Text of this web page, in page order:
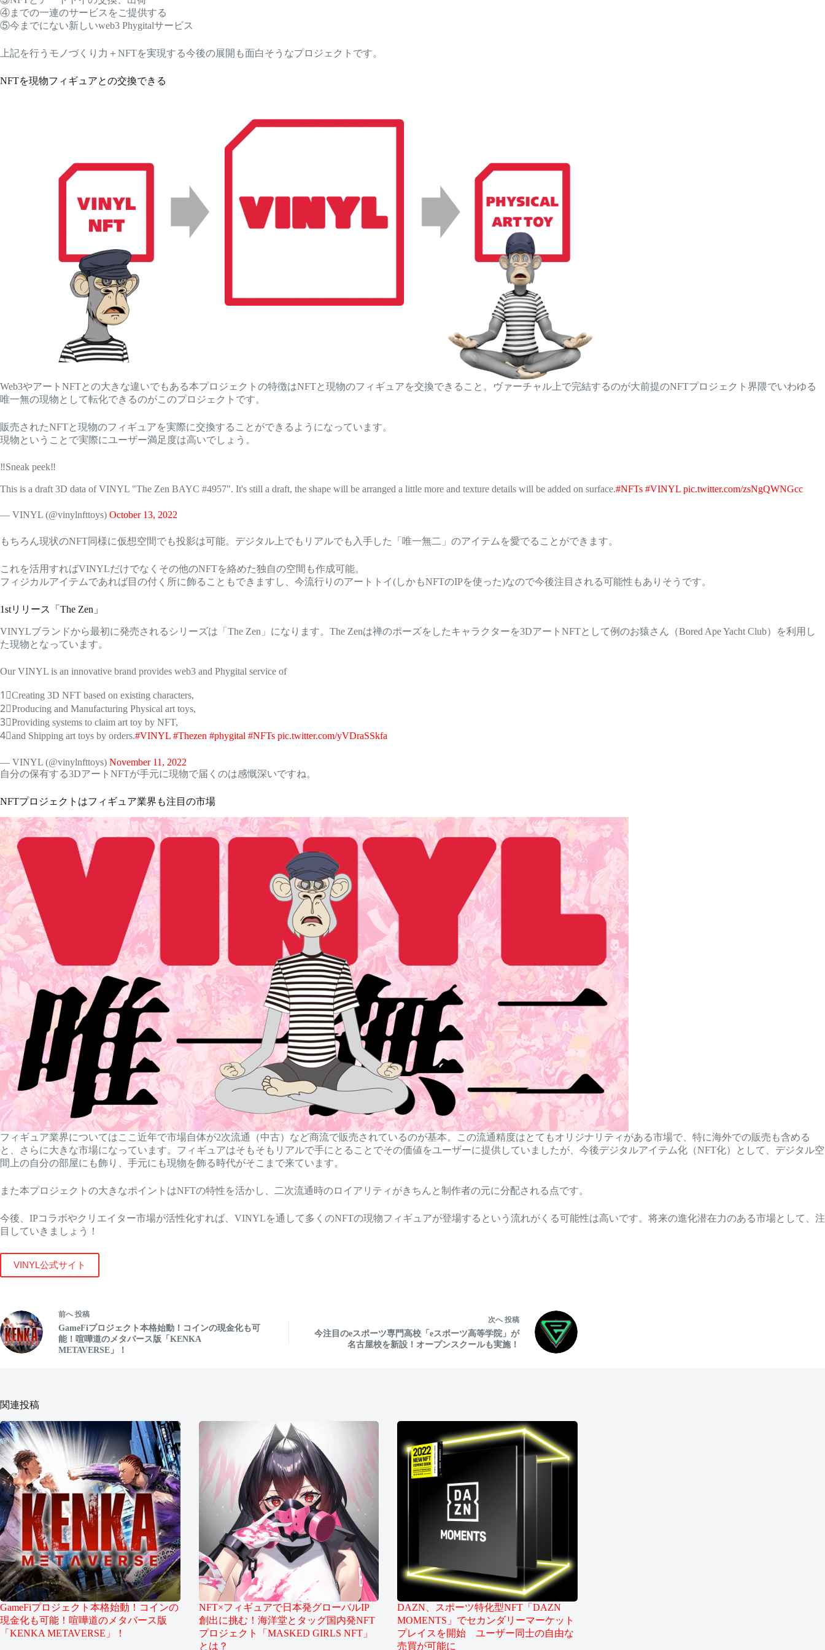
④までの一連のサービスをご提供する
⑤今までにない新しいweb3 Phygitalサービス
上記を行うモノづくり力＋NFTを実現する今後の展開も面白そうなプロジェクトです。
NFTを現物フィギュアとの交換できる
Web3やアートNFTとの大きな違いでもある本プロジェクトの特徴はNFTと現物のフィギュアを交換できること。ヴァーチャル上で完結するのが大前提のNFTプロジェクト界隈でいわゆる
唯一無の現物として転化できるのがこのプロジェクトです。
販売されたNFTと現物のフィギュアを実際に交換することができるようになっています。
現物ということで実際にユーザー満足度は高いでしょう。
‼️Sneak peek‼️
This is a draft 3D data of VINYL "The Zen BAYC #4957". It's still a draft, the shape will be arranged a little more and texture details will be added on surface.#NFTs #VINYL pic.twitter.com/zsNgQWNGcc
— VINYL (@vinylnfttoys) October 13, 2022
もちろん現状のNFT同様に仮想空間でも投影は可能。デジタル上でもリアルでも入手した「唯一無二」のアイテムを愛でることができます。
これを活用すればVINYLだけでなくその他のNFTを絡めた独自の空間も作成可能。
フィジカルアイテムであれば目の付く所に飾ることもできますし、今流行りのアートトイ(しかもNFTのIPを使った)なので今後注目される可能性もありそうです。
1stリリース「The Zen」
VINYLブランドから最初に発売されるシリーズは「The Zen」になります。The Zenは禅のポーズをしたキャラクターを3DアートNFTとして例のお猿さん（Bored Ape Yacht Club）を利用し
た現物となっています。
Our VINYL is an innovative brand provides web3 and Phygital service of
1⃣Creating 3D NFT based on existing characters,
2⃣Producing and Manufacturing Physical art toys,
3⃣Providing systems to claim art toy by NFT,
4⃣and Shipping art toys by orders.#VINYL #Thezen #phygital #NFTs pic.twitter.com/yVDraSSkfa
— VINYL (@vinylnfttoys) November 11, 2022
自分の保有する3DアートNFTが手元に現物で届くのは感慨深いですね。
NFTプロジェクトはフィギュア業界も注目の市場
フィギュア業界についてはここ近年で市場自体が2次流通（中古）など商流で販売されているのが基本。この流通精度はとてもオリジナリティがある市場で、特に海外での販売も含める
と、さらに大きな市場になっています。フィギュアはそもそもリアルで手にとることでその価値をユーザーに提供していましたが、今後デジタルアイテム化（NFT化）として、デジタル空
間上の自分の部屋にも飾り、手元にも現物を飾る時代がそこまで来ています。
また本プロジェクトの大きなポイントはNFTの特性を活かし、二次流通時のロイアリティがきちんと制作者の元に分配される点です。
今後、IPコラボやクリエイター市場が活性化すれば、VINYLを通して多くのNFTの現物フィギュアが登場するという流れがくる可能性は高いです。将来の進化潜在力のある市場として、注
目していきましょう！
VINYL公式サイト
前へ投稿
GameFiプロジェクト本格始動！コインの現金化も可
能！喧嘩道のメタバース版「KENKA
METAVERSE」！
次へ投稿
今注目のeスポーツ専門高校「eスポーツ高等学院」が
名古屋校を新設！オープンスクールも実施！
関連投稿
GameFiプロジェクト本格始動！コインの
現金化も可能！喧嘩道のメタバース版
「KENKA METAVERSE」！
NFT×フィギュアで日本発グローバルIP
創出に挑む！海洋堂とタッグ国内発NFT
プロジェクト「MASKED GIRLS NFT」
とは？
DAZN、スポーツ特化型NFT「DAZN
MOMENTS」でセカンダリーマーケット
プレイスを開始 ユーザー同士の自由な
売買が可能に